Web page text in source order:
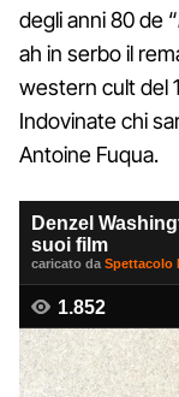
degli anni 80 de “
ah in serbo il
western cult del
Indovinate chi
Antoine Fuqua.